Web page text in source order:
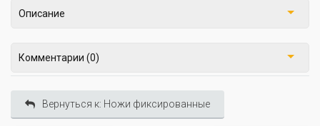
Описание
Комментарии (0)
Вернуться к: Ножи фиксированные